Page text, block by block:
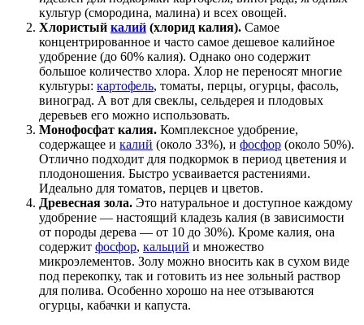
культур (смородина, малина) и всех овощей.
Хлористый калий (хлорид калия). Самое
концентрированное и часто самое дешевое калийное
удобрение (до 60% калия). Однако оно содержит
большое количество хлора. Хлор не переносят многие
культуры: картофель, томаты, перцы, огурцы, фасоль,
виноград. А вот для свеклы, сельдерея и плодовых
деревьев его можно использовать.
Монофосфат калия. Комплексное удобрение,
содержащее и калий (около 33%), и фосфор (около 50%).
Отлично подходит для подкормок в период цветения и
плодоношения. Быстро усваивается растениями.
Идеально для томатов, перцев и цветов.
Древесная зола. Это натуральное и доступное каждому
удобрение — настоящий кладезь калия (в зависимости
от породы дерева — от 10 до 30%). Кроме калия, она
содержит фосфор, кальций и множество
микроэлементов. Золу можно вносить как в сухом виде
под перекопку, так и готовить из нее зольный раствор
для полива. Особенно хорошо на нее отзываются
огурцы, кабачки и капуста.